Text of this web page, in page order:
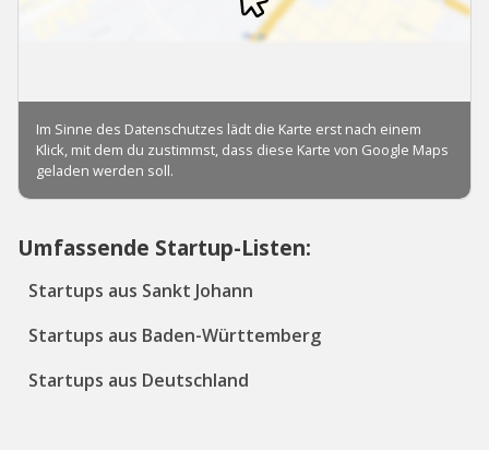
Umfassende Startup-Listen:
Startups aus Sankt Johann
Startups aus Baden-Württemberg
Startups aus Deutschland